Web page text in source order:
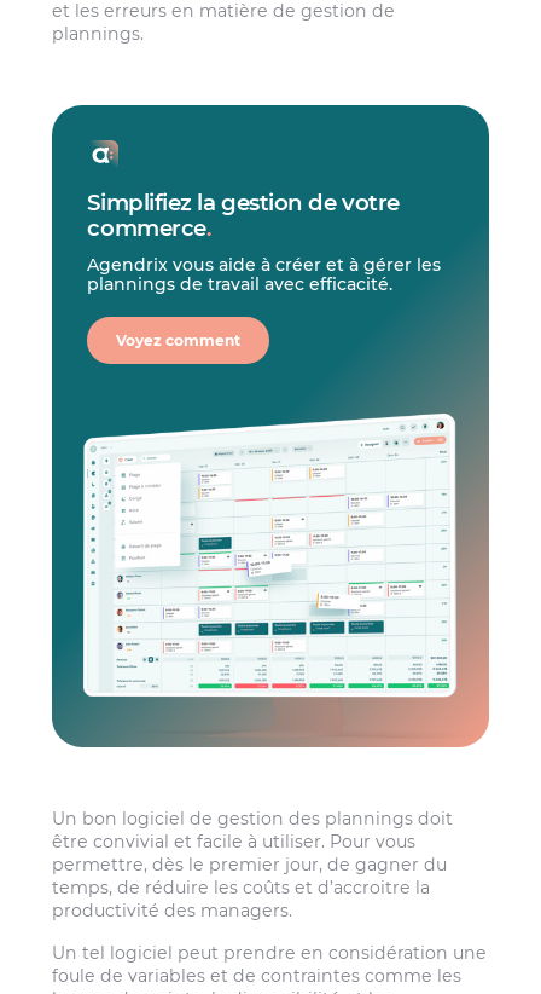
et les erreurs en matière de gestion de
plannings.
Simplifiez la gestion de votre
commerce.
Agendrix vous aide à créer et à gérer les
plannings de travail avec efficacité.
Voyez comment
Un bon logiciel de gestion des plannings doit
être convivial et facile à utiliser. Pour vous
permettre, dès le premier jour, de gagner du
temps, de réduire les coûts et d’accroitre la
productivité des managers.
Un tel logiciel peut prendre en considération une
foule de variables et de contraintes comme les